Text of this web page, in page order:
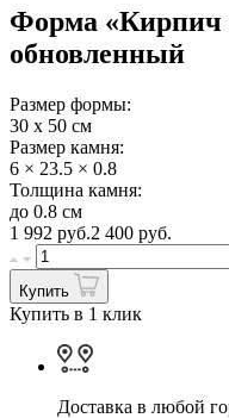
Форма «Кирпич
обновленный
Размер формы:
30 х 50 см
Размер камня:
6 × 23.5 × 0.8
Толщина камня:
до 0.8 см
1 992 руб.2 400 руб.
Купить
Купить в 1 клик
Доставка в любой